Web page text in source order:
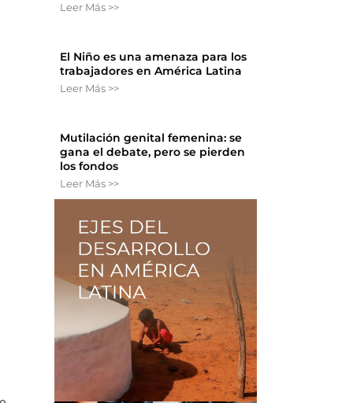
Leer Más >>
El Niño es una amenaza para los
trabajadores en América Latina
Leer Más >>
Mutilación genital femenina: se
gana el debate, pero se pierden
los fondos
Leer Más >>